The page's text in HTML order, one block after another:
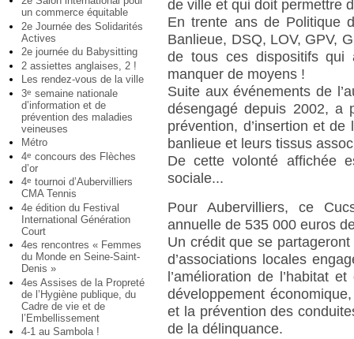
un commerce équitable
2e Journée des Solidarités
Actives
2e journée du Babysitting
2 assiettes anglaises, 2 !
Les rendez-vous de la ville
3e semaine nationale
d’information et de
prévention des maladies
veineuses
Métro
4e concours des Flèches
d’or
4e tournoi d’Aubervilliers
CMA Tennis
4e édition du Festival
International Génération
Court
4es rencontres « Femmes
du Monde en Seine-Saint-
Denis »
4es Assises de la Propreté
de l’Hygiène publique, du
Cadre de vie et de
l’Embellissement
4-1 au Sambola !
de ville et qui doit permettre
En trente ans de Politique
Banlieue, DSQ, LOV, GPV,
de tous ces dispositifs qui
manquer de moyens !
Suite aux événements de
désengagé depuis 2002, a
prévention, d’insertion et
banlieue et leurs tissus
De cette volonté affichée
sociale...
Pour Aubervilliers, ce
annuelle de 535 000 euros
Un crédit que se
d’associations locales
l’amélioration de l’habitat
développement
et la prévention des
de la délinquance.